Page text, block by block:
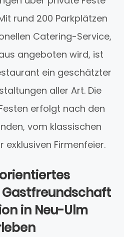
rund 200 Parkplätzen
Catering-Service,
angeboten wird, ist
ein geschätzter
aller Art. Die
erfolgt nach den
vom klassischen
exklusiven Firmenfeier.
in Neu-Ulm